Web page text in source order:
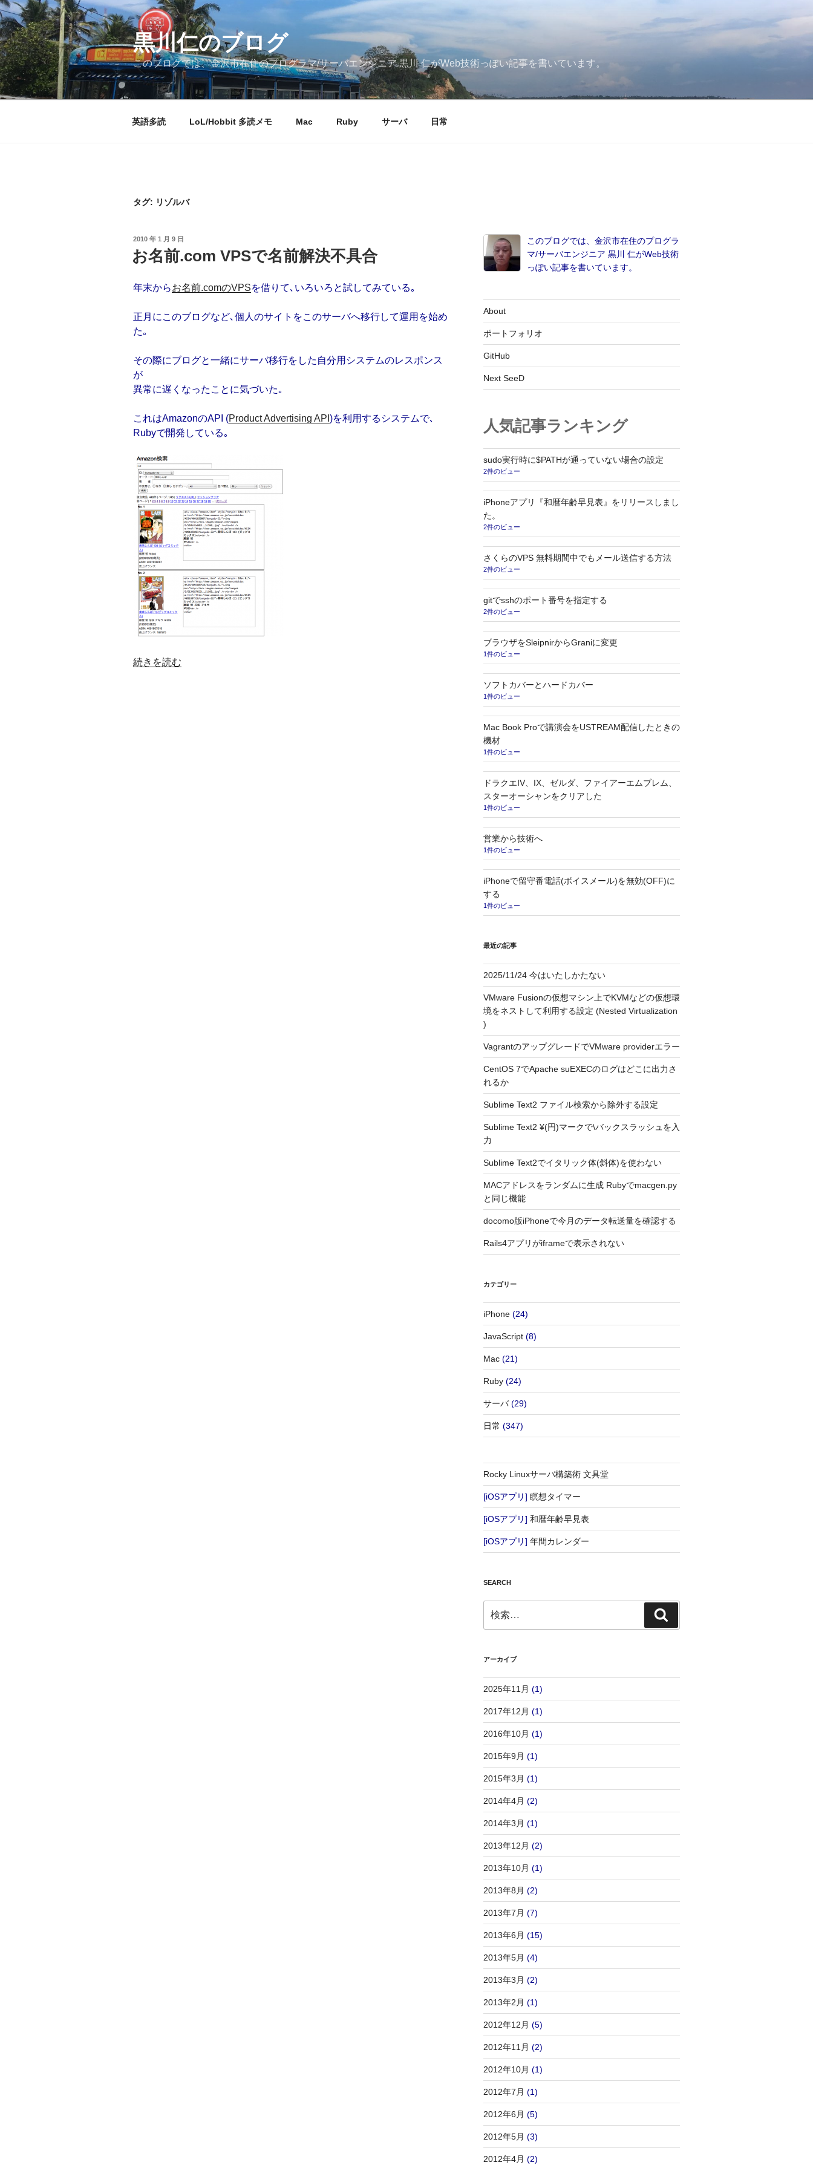
コ
ン
テ
ン
ツ
へ
ス
黒川仁のブログ
このブログでは、金沢市在住のプログラマ/サーバエンジニア 黒川 仁がWeb技術っぽい記事を書いています。
英語多読 LoL/Hobbit 多読メモ Mac Ruby サーバ 日常
タグ: リゾルバ
投
稿
日:
2010 年 1 月 9 日
お名前.com VPSで名前解決不具合
年末からお名前.comのVPSを借りて､いろいろと試してみている｡
正月にこのブログなど､個人のサイトをこのサーバへ移行して運用を始め
た｡
その際にブログと一緒にサーバ移行をした自分用システムのレスポンス
が
異常に遅くなったことに気づいた｡
これはAmazonのAPI (Product Advertising API )を利用するシステムで､
Rubyで開発している｡
“お
続きを読む
このブログでは、金沢市在住のプログラ
マ/サーバエンジニア 黒川 仁がWeb技術
っぽい記事を書いています。
About
ポートフォリオ
GitHub
Next SeeD
人気記事ランキング
sudo実行時に$PATHが通っていない場合の設定
2件のビュー
iPhoneアプリ『和暦年齢早見表』をリリースしまし
た。
2件のビュー
さくらのVPS 無料期間中でもメール送信する方法
2件のビュー
gitでsshのポート番号を指定する
2件のビュー
ブラウザをSleipnirからGraniに変更
1件のビュー
ソフトカバーとハードカバー
1件のビュー
Mac Book Proで講演会をUSTREAM配信したときの
機材
1件のビュー
ドラクエIV、IX、ゼルダ、ファイアーエムブレム、
スターオーシャンをクリアした
1件のビュー
営業から技術へ
1件のビュー
iPhoneで留守番電話(ボイスメール)を無効(OFF)に
する
1件のビュー
最近の記事
2025/11/24 今はいたしかたない
VMware Fusionの仮想マシン上でKVMなどの仮想環
境をネストして利用する設定 (Nested Virtualization
)
VagrantのアップグレードでVMware providerエラー
CentOS 7でApache suEXECのログはどこに出力さ
れるか
Sublime Text2 ファイル検索から除外する設定
Sublime Text2 ¥(円)マークで\バックスラッシュを入
力
Sublime Text2でイタリック体(斜体)を使わない
MACアドレスをランダムに生成 Rubyでmacgen.py
と同じ機能
docomo版iPhoneで今月のデータ転送量を確認する
Rails4アプリがiframeで表示されない
カテゴリー
iPhone(24)
JavaScript(8)
Mac(21)
Ruby(24)
サーバ(29)
日常 (347)
Rocky Linuxサーバ構築術 文具堂
[iOSアプリ] 瞑想タイマー
[iOSアプリ] 和暦年齢早見表
[iOSアプリ] 年間カレンダー
SEARCH
索:
索
アーカイブ
2025年11月 (1)
2017年12月 (1)
2016年10月 (1)
2015年9月 (1)
2015年3月 (1)
2014年4月 (2)
2014年3月 (1)
2013年12月 (2)
2013年10月 (1)
2013年8月 (2)
2013年7月 (7)
2013年6月 (15)
2013年5月 (4)
2013年3月 (2)
2013年2月 (1)
2012年12月 (5)
2012年11月 (2)
2012年10月 (1)
2012年7月 (1)
2012年6月 (5)
2012年5月 (3)
2012年4月 (2)